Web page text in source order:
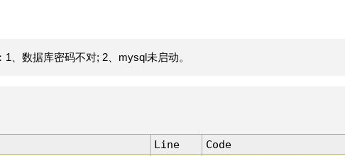
、数据库密码不对; 2、mysql未启动。
Line
Code